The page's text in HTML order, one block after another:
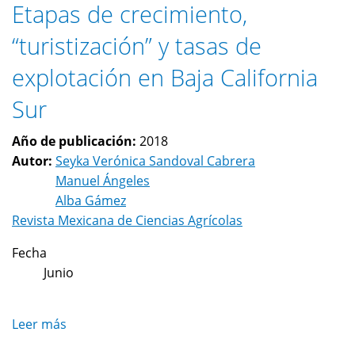
Etapas de crecimiento,
“turistización” y tasas de
explotación en Baja California
Sur
Año de publicación: 2018
Autor: Seyka Verónica Sandoval Cabrera
Manuel Ángeles
Alba Gámez
Revista Mexicana de Ciencias Agrícolas
Fecha
Junio
Leer más